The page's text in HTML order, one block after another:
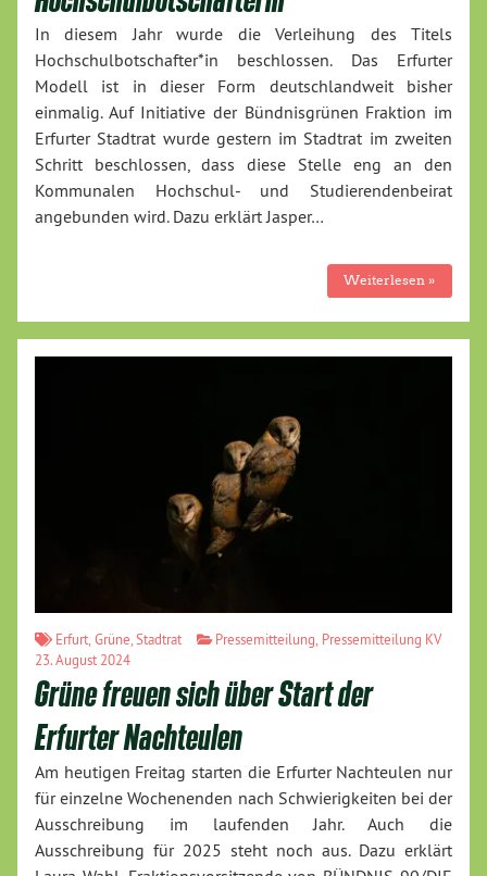
In diesem Jahr wurde die Verleihung des Titels
Hochschulbotschafter*in beschlossen. Das Erfurter
Modell ist in dieser Form deutschlandweit bisher
einmalig. Auf Initiative der Bündnisgrünen Fraktion im
Erfurter Stadtrat wurde gestern im Stadtrat im zweiten
Schritt beschlossen, dass diese Stelle eng an den
Kommunalen Hochschul- und Studierendenbeirat
angebunden wird. Dazu erklärt Jasper…
Weiterlesen »
Erfurt Grüne ,Stadtrat Pressemitteilung Pressemitteilung KV
23. August 2024
Grüne freuen sich über Start der
Erfurter Nachteulen
Am heutigen Freitag starten die Erfurter Nachteulen nur
für einzelne Wochenenden nach Schwierigkeiten bei der
Ausschreibung im laufenden Jahr. Auch die
Ausschreibung für 2025 steht noch aus. Dazu erklärt